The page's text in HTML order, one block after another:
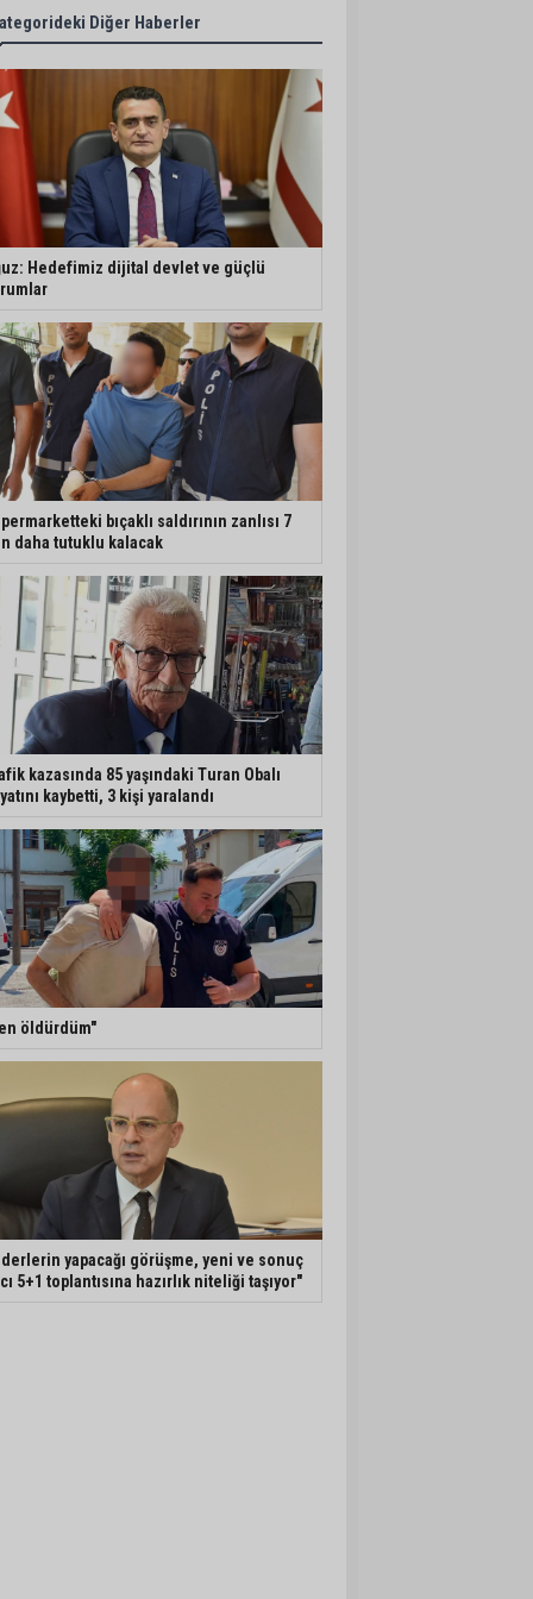
Diğer Haberler
Hedefimiz dijital devlet ve güçlü
bıçaklı saldırının zanlısı 7
daha tutuklu kalacak
kazasında 85 yaşındaki Turan Obalı
kaybetti, 3 kişi yaralandı
öldürdüm"
yapacağı görüşme, yeni ve sonuç
5+1 toplantısına hazırlık niteliği taşıyor"